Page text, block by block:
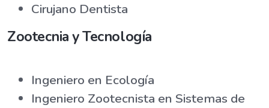
Cirujano Dentista
Zootecnia y Tecnología
Ingeniero en Ecología
Ingeniero Zootecnista en Sistemas de